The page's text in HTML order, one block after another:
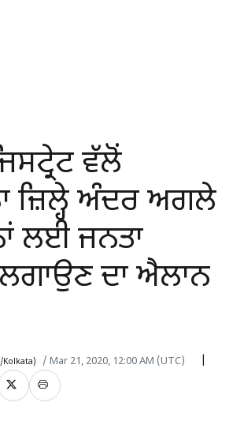
ਵੱਲੋਂ
ਜ਼ਿਲ੍ਹੇ ਅੰਦਰ ਅਗਲੇ
ਲਈ ਜਨਤਾ
ਦਾ ਐਲਾਨ
Kolkata) / Mar 21, 2020, 12:00 AM (UTC)